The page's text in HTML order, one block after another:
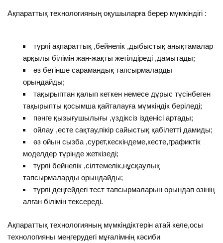
Ақпараттық технологияның оқушыларға берер мүмкіндігі :
түрлі ақпараттық ,бейнелік ,дыбыстық анықтамалар
арқылы білімін жан-жақты жетілдіреді ,дамытады;
өз бетінше сарамандық тапсырмаларды
орындайды;
тақырыптан қалып кеткен немесе дұрыс түсінбеген
тақырыпты қосымша қайталауға мүмкіндік беріледі;
пәнге қызығушылығы ,үздіксіз ізденісі артады;
ойлау ,есте сақтау,пікір сайыстық қабілетті дамиды;
өз ойын сызба ,сурет,кескіндеме,кесте,графиктік
моделдер түрінде жеткізеді;
түрлі бейнелік ,сілтемелік,нұсқаулық
тапсырмаларды орындайды;
түрлі деңгейдегі тест тапсырмаларын орындап өзінің
алған білімін тексереді.
Ақпараттық технологияның мүмкіндіктерін атай келе,осы
технологияны меңгерудегі мұғалімнің кәсиби